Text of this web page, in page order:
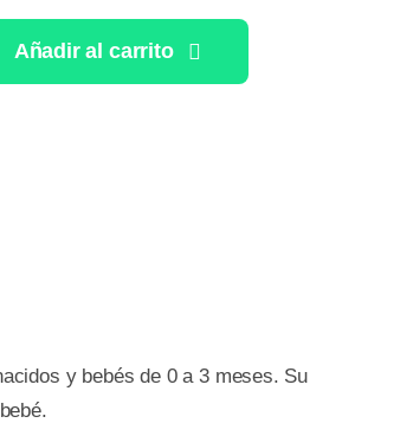
Añadir al carrito
y bebés de 0 a 3 meses. Su